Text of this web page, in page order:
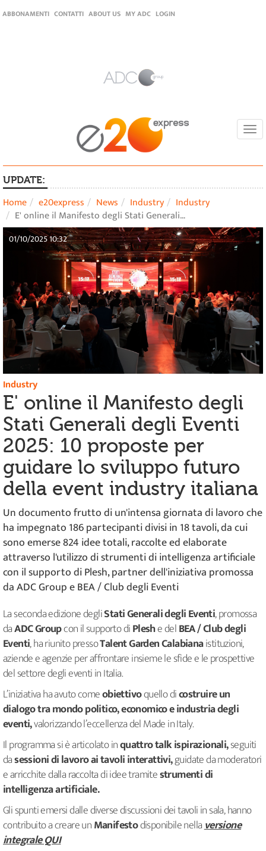
ABBONAMENTI CONTATTI ABOUT US MY ADC LOGIN
UPDATE:
Home e20express News Industry
Industry
E' online il Manifesto degli Stati Generali…
01/10/2025 10:32
Industry
E' online il Manifesto degli
Stati Generali degli Eventi
2025: 10 proposte per
guidare lo sviluppo futuro
della event industry italiana
Un documento frutto di un'intensa giornata di lavoro che
ha impegnato 186 partecipanti divisi in 18 tavoli, da cui
sono emerse 824 idee totali, raccolte ed elaborate
attraverso l'utilizzo di strumenti di intelligenza artificiale
con il supporto di Plesh, partner dell'iniziativa promossa
da ADC Group e BEA / Club degli Eventi
La seconda edizione degliStati Generali degli Eventi, promossa
daADC Groupcon il supporto diPleshe delBEA / Club degli
Eventi, ha riunito pressoTalent Garden Calabianaistituzioni,
aziende e agenzie per affrontare insieme le sfide e le prospettive
del settore degli eventi in Italia.
L’iniziativa ha avuto comeobiettivoquello dicostruire un
dialogo tra mondo politico, economico e industria degli
eventi,valorizzando l’eccellenza del Made in Italy.
Il programma si è articolato inquattro talk ispirazionali,seguiti
dasessioni di lavoro ai tavoli interattivi,guidate da moderatori
e arricchite dalla raccolta di idee tramitestrumenti di
intelligenza artificiale.
Gli spunti emersi dalle diverse discussioni dei tavoli in sala, hanno
contribuito a creare unManifestodisponibile nellaversione
integrale QUI